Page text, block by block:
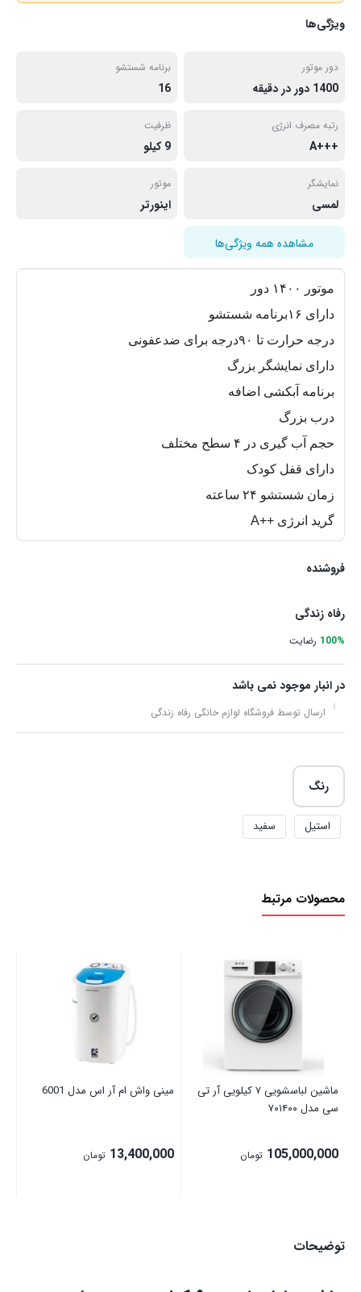
ویژگی‌ها
دور موتور
1400 دور در دقیقه
برنامه شستشو
16
رتبه مصرف انرژی
+++A
ظرفیت
9 کیلو
نمایشگر
لمسی
موتور
اینورتر
مشاهده همه ویژگی‌ها
موتور ۱۴۰۰ دور
دارای ۱۶برنامه شستشو
درجه حرارت تا ۹۰درجه برای ضدعفونی
دارای نمایشگر بزرگ
برنامه آبکشی اضافه
درب بزرگ
حجم آب گیری در ۴ سطح مختلف
دارای قفل کودک
زمان شستشو ۲۴ ساعته
گرید انرژی ++A
فروشنده
رفاه زندگی
100% رضایت
در انبار موجود نمی باشد
ارسال توسط فروشگاه لوازم خانگی رفاه زندگی
رنگ
استیل سفید
محصولات مرتبط
ماشین لباسشویی ۷ کیلویی آر تی
سی مدل ۷۰۱۴۰۰
105,000,000 تومان
مینی واش ام آر اس مدل 6001
13,400,000 تومان
توضیحات